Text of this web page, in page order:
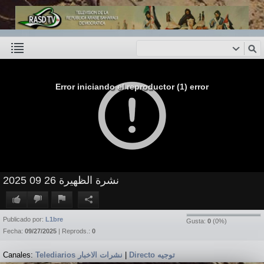
Error iniciando el reproductor (1) error
نشرة الظهيرة 26 09 2025
Gusta: 0 (0%)
Publicado por: L1bre
Fecha: 09/27/2025 | Reprods.: 0
Canales: Telediarios نشرات الاخبار Directo توجيه